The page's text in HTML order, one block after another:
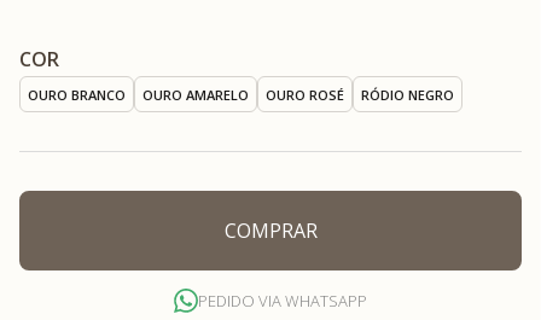
COR
OURO BRANCO OURO AMARELO OURO ROSÉ RÓDIO NEGRO
COMPRAR
PEDIDO VIA WHATSAPP